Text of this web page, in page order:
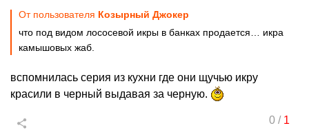
От пользователя Козырный Джокер
что под видом лососевой икры в банках продается… икра
камышовых жаб.
вспомнилась серия из кухни где они щучью икру
красили в черный выдавая за черную.
0/ 1